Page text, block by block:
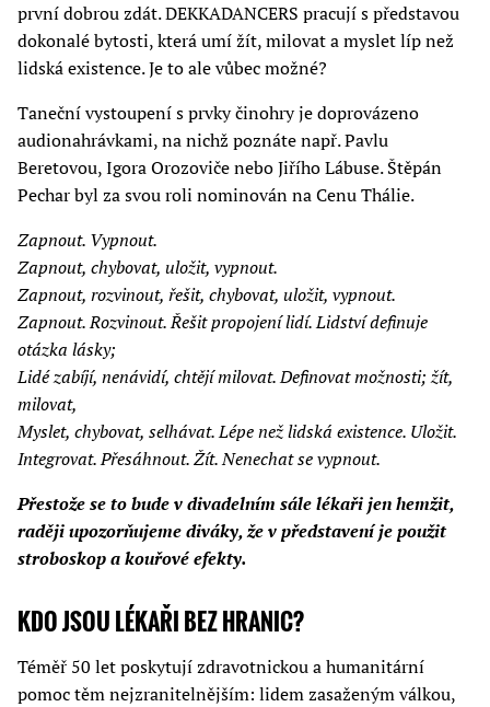
první dobrou zdát. DEKKADANCERS pracují s představou
dokonalé bytosti, která umí žít, milovat a myslet líp než
lidská existence. Je to ale vůbec možné?
Taneční vystoupení s prvky činohry je doprovázeno
audionahrávkami, na nichž poznáte např. Pavlu
Beretovou, Igora Orozoviče nebo Jiřího Lábuse. Štěpán
Pechar byl za svou roli nominován na Cenu Thálie.
Zapnout. Vypnout.
Zapnout, chybovat, uložit, vypnout.
Zapnout, rozvinout, řešit, chybovat, uložit, vypnout.
Zapnout. Rozvinout. Řešit propojení lidí. Lidství definuje
otázka lásky;
Lidé zabíjí, nenávidí, chtějí milovat. Definovat možnosti; žít,
milovat,
Myslet, chybovat, selhávat. Lépe než lidská existence. Uložit.
Integrovat. Přesáhnout. Žít. Nenechat se vypnout.
Přestože se to bude v divadelním sále lékaři jen hemžit,
raději upozorňujeme diváky, že v představení je použit
stroboskop a kouřové efekty.
KDO JSOU LÉKAŘI BEZ HRANIC?
Téměř 50 let poskytují zdravotnickou a humanitární
pomoc těm nejzranitelnějším: lidem zasaženým válkou,